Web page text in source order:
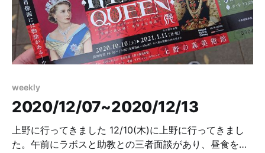
きな小説家を殺すまで』に興味を持ち、読んでみたのが
発端です。『恋する寄生虫』のマスクキスは確かに童貞
臭かった。 何から手を出せばいいかわからなかったので
あまり小説を読む習慣がなかったのですが、そもそも小
説を読むことに対する興味はありました。というか、周
なさがあるような気がしていて憧れがあり、最近になっ
て卯月コウがゲームで印象に残っているセリフとして挙
つための学問じゃなくて……負けないため
weekly
2020/12/07~2020/12/13
上野に行ってきました 12/10(木)に上野に行ってきまし
た。午前にラボスと助教との三者面談があり、昼食を食